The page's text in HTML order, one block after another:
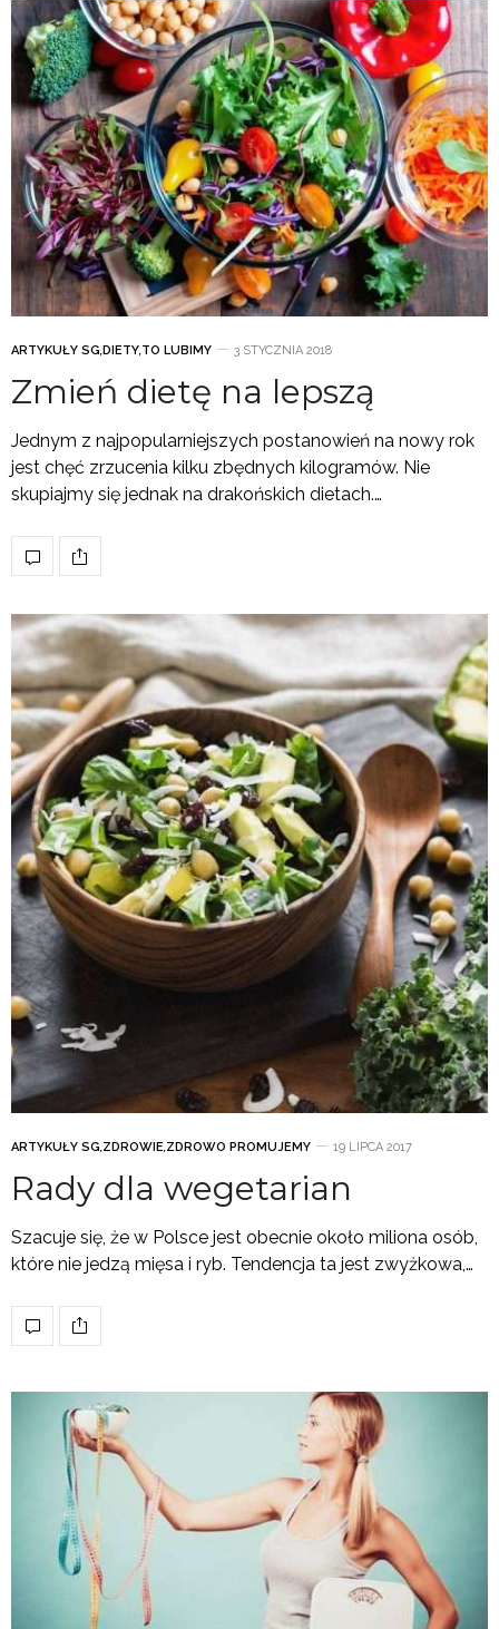
ARTYKUŁY SG,DIETY,TO LUBIMY 3 STYCZNIA 2018
Zmień dietę na lepszą
Jednym z najpopularniejszych postanowień na nowy rok
jest chęć zrzucenia kilku zbędnych kilogramów. Nie
skupiajmy się jednak na drakońskich dietach.…
ARTYKUŁY SG,ZDROWIE,ZDROWO PROMUJEMY 19 LIPCA 2017
Rady dla wegetarian
Szacuje się, że w Polsce jest obecnie około miliona osób,
które nie jedzą mięsa i ryb. Tendencja ta jest zwyżkowa,…